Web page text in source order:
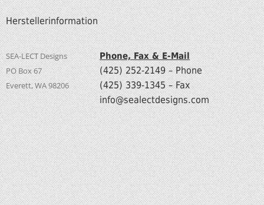
Herstellerinformation
SEA-LECT Designs
PO Box 67
Everett, WA 98206
Phone, Fax & E-Mail
(425) 252-2149 – Phone
(425) 339-1345 – Fax
info@sealectdesigns.com